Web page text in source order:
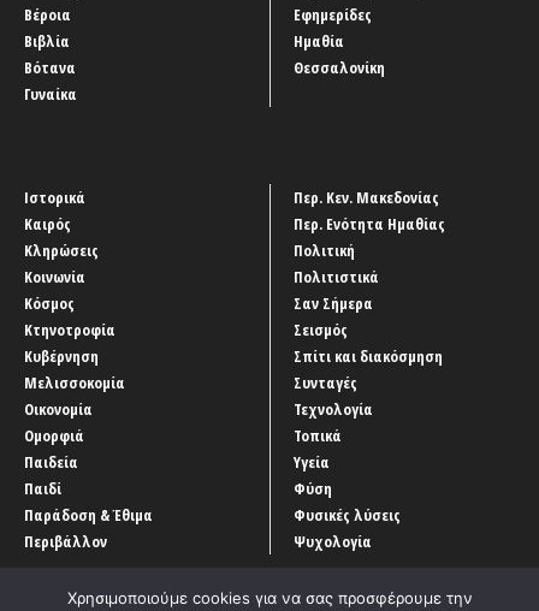
Βέροια
Βιβλία
Βότανα
Γυναίκα
Εφημερίδες
Ημαθία
Θεσσαλονίκη
Ιστορικά
Καιρός
Κληρώσεις
Κοινωνία
Κόσμος
Κτηνοτροφία
Κυβέρνηση
Μελισσοκομία
Οικονομία
Ομορφιά
Παιδεία
Παιδί
Παράδοση & Έθιμα
Περιβάλλον
Περ. Κεν. Μακεδονίας
Περ. Ενότητα Ημαθίας
Πολιτική
Πολιτιστικά
Σαν Σήμερα
Σεισμός
Σπίτι και διακόσμηση
Συνταγές
Τεχνολογία
Τοπικά
Υγεία
Φύση
Φυσικές λύσεις
Ψυχολογία
Χρησιμοποιούμε cookies για να σας προσφέρουμε την